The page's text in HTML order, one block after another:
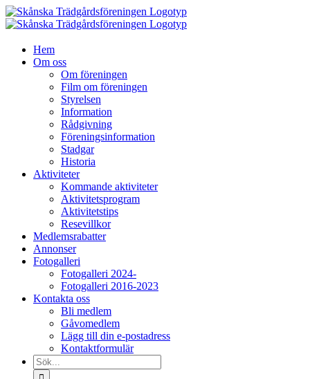
Fortsätt
till
Hem
Om oss
Om föreningen
Film om föreningen
Styrelsen
Information
Rådgivning
Föreningsinformation
Stadgar
Historia
Aktiviteter
Kommande aktiviteter
Aktivitetsprogram
Aktivitetstips
Resevillkor
Medlemsrabatter
Annonser
Fotogalleri
Fotogalleri 2024-
Fotogalleri 2016-2023
Kontakta oss
Bli medlem
Gåvomedlem
Lägg till din e-postadress
Kontaktformulär
Sök
efter: